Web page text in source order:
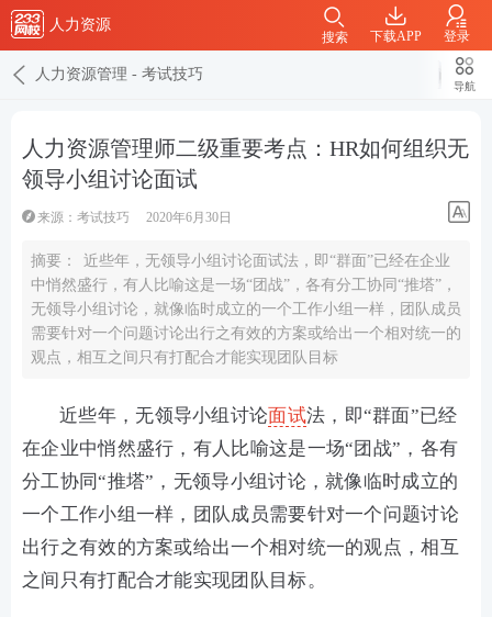
人力资源
下载APP 登录
搜索
人力资源管理 - 考试技巧
导航
人力资源管理师二级重要考点：HR如何组织无
领导小组讨论面试
来源： 考试技巧 2020年6月30日
摘要：
​近些年，无领导小组讨论面试法，即“群面”已经在企业
中悄然盛行，有人比喻这是一场“团战”，各有分工协同“推塔”，
无领导小组讨论，就像临时成立的一个工作小组一样，团队成员
需要针对一个问题讨论出行之有效的方案或给出一个相对统一的
观点，相互之间只有打配合才能实现团队目标
近些年，无领导小组讨论面试法，即“群面”已经
在企业中悄然盛行，有人比喻这是一场“团战”，各有
分工协同“推塔”，无领导小组讨论，就像临时成立的
一个工作小组一样，团队成员需要针对一个问题讨论
出行之有效的方案或给出一个相对统一的观点，相互
之间只有打配合才能实现团队目标。